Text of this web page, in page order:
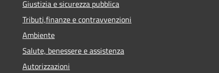
Giustizia e sicurezza pubblica
Tributi,finanze e contravvenzioni
Ambiente
Salute, benessere e assistenza
Autorizzazioni